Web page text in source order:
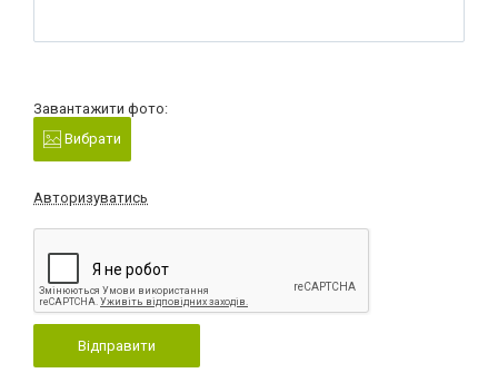
Завантажити фото:
Вибрати
Авторизуватись
Відправити